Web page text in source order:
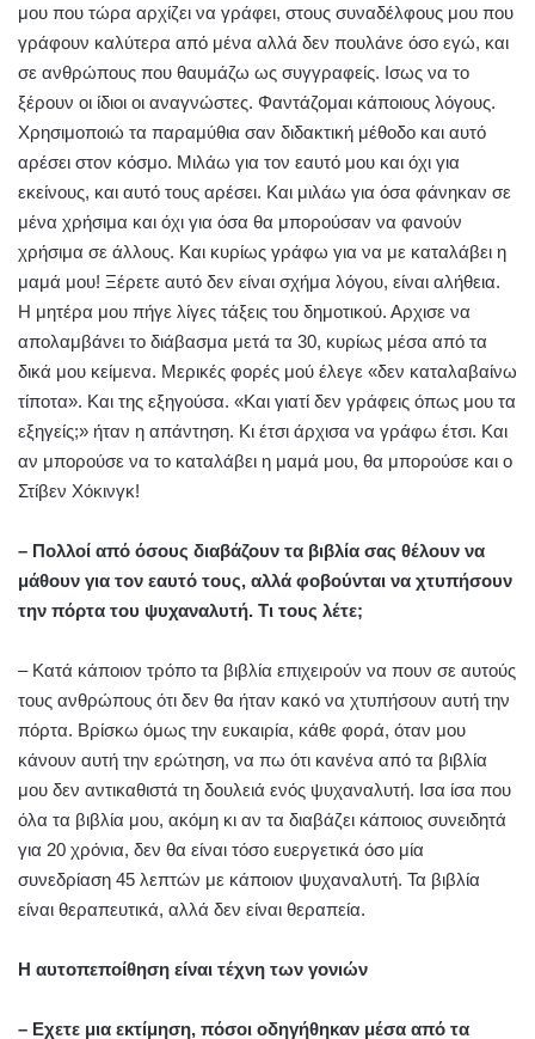
μου που τώρα αρχίζει να γράφει, στους συναδέλφους μου που
γράφουν καλύτερα από μένα αλλά δεν πουλάνε όσο εγώ, και
σε ανθρώπους που θαυμάζω ως συγγραφείς. Ισως να το
ξέρουν οι ίδιοι οι αναγνώστες. Φαντάζομαι κάποιους λόγους.
Χρησιμοποιώ τα παραμύθια σαν διδακτική μέθοδο και αυτό
αρέσει στον κόσμο. Μιλάω για τον εαυτό μου και όχι για
εκείνους, και αυτό τους αρέσει. Και μιλάω για όσα φάνηκαν σε
μένα χρήσιμα και όχι για όσα θα μπορούσαν να φανούν
χρήσιμα σε άλλους. Και κυρίως γράφω για να με καταλάβει η
μαμά μου! Ξέρετε αυτό δεν είναι σχήμα λόγου, είναι αλήθεια.
Η μητέρα μου πήγε λίγες τάξεις του δημοτικού. Αρχισε να
απολαμβάνει το διάβασμα μετά τα 30, κυρίως μέσα από τα
δικά μου κείμενα. Μερικές φορές μού έλεγε «δεν καταλαβαίνω
τίποτα». Και της εξηγούσα. «Και γιατί δεν γράφεις όπως μου τα
εξηγείς;» ήταν η απάντηση. Κι έτσι άρχισα να γράφω έτσι. Και
αν μπορούσε να το καταλάβει η μαμά μου, θα μπορούσε και ο
Στίβεν Χόκινγκ!
– Πολλοί από όσους διαβάζουν τα βιβλία σας θέλουν να
μάθουν για τον εαυτό τους, αλλά φοβούνται να χτυπήσουν
την πόρτα του ψυχαναλυτή. Τι τους λέτε;
– Κατά κάποιον τρόπο τα βιβλία επιχειρούν να πουν σε αυτούς
τους ανθρώπους ότι δεν θα ήταν κακό να χτυπήσουν αυτή την
πόρτα. Βρίσκω όμως την ευκαιρία, κάθε φορά, όταν μου
κάνουν αυτή την ερώτηση, να πω ότι κανένα από τα βιβλία
μου δεν αντικαθιστά τη δουλειά ενός ψυχαναλυτή. Ισα ίσα που
όλα τα βιβλία μου, ακόμη κι αν τα διαβάζει κάποιος συνειδητά
για 20 χρόνια, δεν θα είναι τόσο ευεργετικά όσο μία
συνεδρίαση 45 λεπτών με κάποιον ψυχαναλυτή. Τα βιβλία
είναι θεραπευτικά, αλλά δεν είναι θεραπεία.
Η αυτοπεποίθηση είναι τέχνη των γονιών
– Εχετε μια εκτίμηση, πόσοι οδηγήθηκαν μέσα από τα